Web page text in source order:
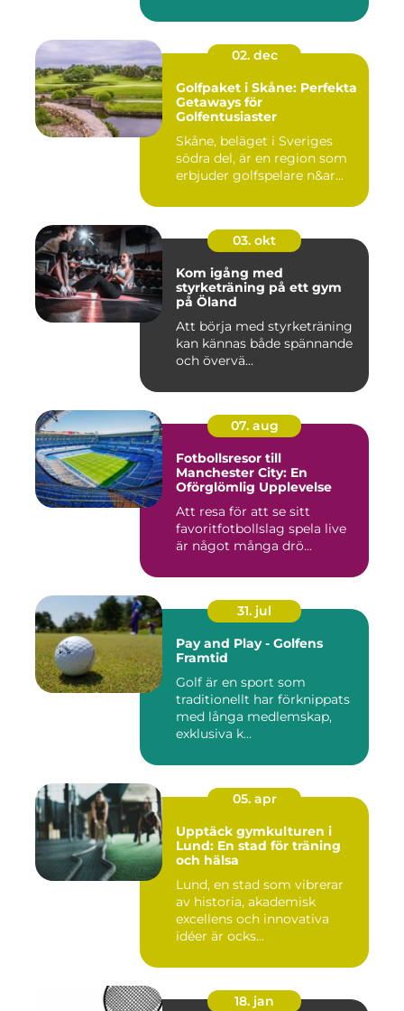
02. dec
Golfpaket i Skåne: Perfekta
Getaways för
Golfentusiaster
Skåne, beläget i Sveriges
södra del, är en region som
erbjuder golfspelare n&ar...
03. okt
Kom igång med
styrketräning på ett gym
på Öland
Att börja med styrketräning
kan kännas både spännande
och övervä...
07. aug
Fotbollsresor till
Manchester City: En
Oförglömlig Upplevelse
Att resa för att se sitt
favoritfotbollslag spela live
är något många drö...
31. jul
Pay and Play - Golfens
Framtid
Golf är en sport som
traditionellt har förknippats
med långa medlemskap,
exklusiva k...
05. apr
Upptäck gymkulturen i
Lund: En stad för träning
och hälsa
Lund, en stad som vibrerar
av historia, akademisk
excellens och innovativa
idéer är ocks...
18. jan